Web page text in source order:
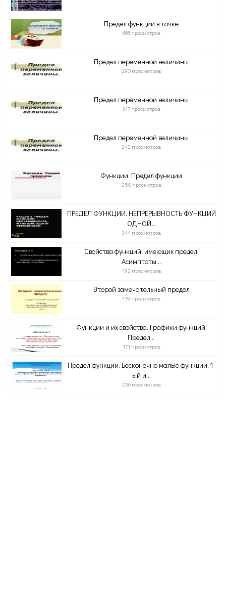
Предел функции в точке
688 просмотров
Предел переменной величины
290 просмотров
Предел переменной величины
317 просмотров
Предел переменной величины
242 просмотров
Функции. Предел функции
250 просмотров
ПРЕДЕЛ ФУНКЦИИ. НЕПРЕРЫВНОСТЬ ФУНКЦИЙ
ОДНОЙ...
344 просмотров
Свойства функций, имеющих предел.
Асимптоты...
192 просмотров
Второй замечательный предел
179 просмотров
Функции и их свойства. Графики функций.
Предел...
171 просмотров
Предел функции. Бесконечно малые функции. 1-
ый и...
236 просмотров